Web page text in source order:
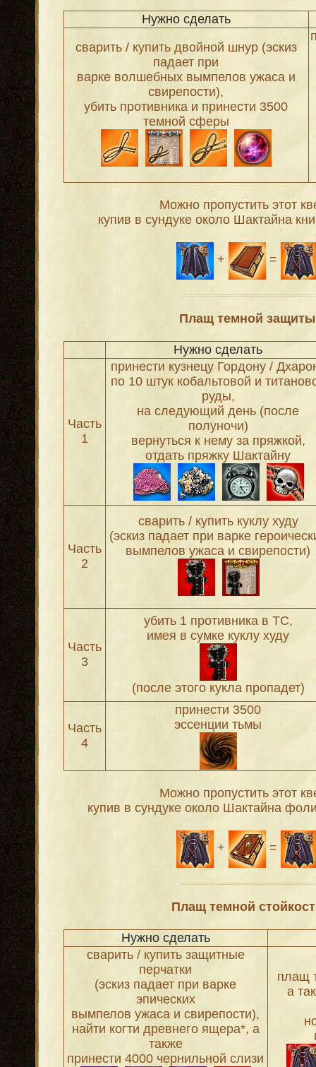
Нужно сделать
сварить / купить двойной шнур (эскиз
падает при
варке волшебных вымпелов ужаса и
свирепости),
убить противника и принести 3500
темной сферы
Можно пропустить этот
купив в сундуке около Шактайна
+ =
Плащ темной защиты
Нужно сделать
Часть
1
принести кузнецу Гордону /
по 10 штук кобальтовой и
руды,
на следующий день (после
полуночи)
вернуться к нему за пряжкой,
отдать пряжку Шактайну
Часть
2
сварить / купить куклу худу
(эскиз падает при варке
вымпелов ужаса и свирепости)
Часть
3
убить 1 противника в ТС,
имея в сумке куклу худу
(после этого кукла пропадет)
Часть
4
принести 3500
эссенции тьмы
Можно пропустить этот
купив в сундуке около Шактайна
+ =
Плащ темной
Нужно сделать
сварить / купить защитные
перчатки
(эскиз падает при варке
эпических
вымпелов ужаса и свирепости),
найти когти древнего ящера*, а
также
принести 4000 чернильной слизи
плащ
а